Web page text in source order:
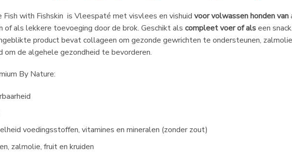
Fish with Fishskin is Vleespaté met visvlees en vishuid voor volwassen honden van
of als lekkere toevoeging door de brok. Geschikt als compleet voer of alseen
product bevat collageen om gezonde gewrichten te ondersteunen,
om de algehele gezondheid te bevorderen.
By Nature:
voedingsstoffen, vitamines en mineralen (zonder zout)
zalmolie, fruit en kruiden